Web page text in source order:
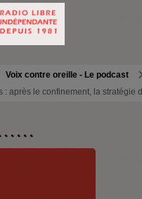
Voix contre oreille - Le podcast
après le confinement, la stratégie
. . . . .